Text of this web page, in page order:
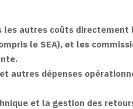
autres coûts
le SEA), et les
autres dépenses
et la gestion des